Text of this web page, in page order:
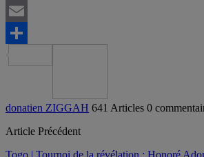
X
Email
donatien ZIGGAH 641 Articles 0
Article Précédent
Togo | Tournoi de la révélation : Honoré